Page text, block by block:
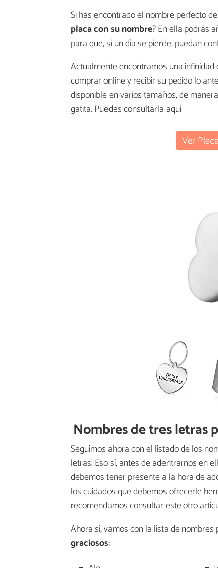
Si has encontrado el nombre perfecto
placa con su nombre? En ella podrás
para que, si un día se pierde, puedan
Actualmente encontramos una
comprar online y recibir su pedido lo
disponible en varios tamaños, de
gatita. Puedes consultarla aquí:
Ver
Nombres de tres letras
Seguimos ahora con el listado de los
letras! Eso sí, antes de adentrarnos en
debemos tener presente a la hora de
los cuidados que debemos ofrecerle
recomendamos consultar este otro
Ahora sí, vamos con la lista de
graciosos: